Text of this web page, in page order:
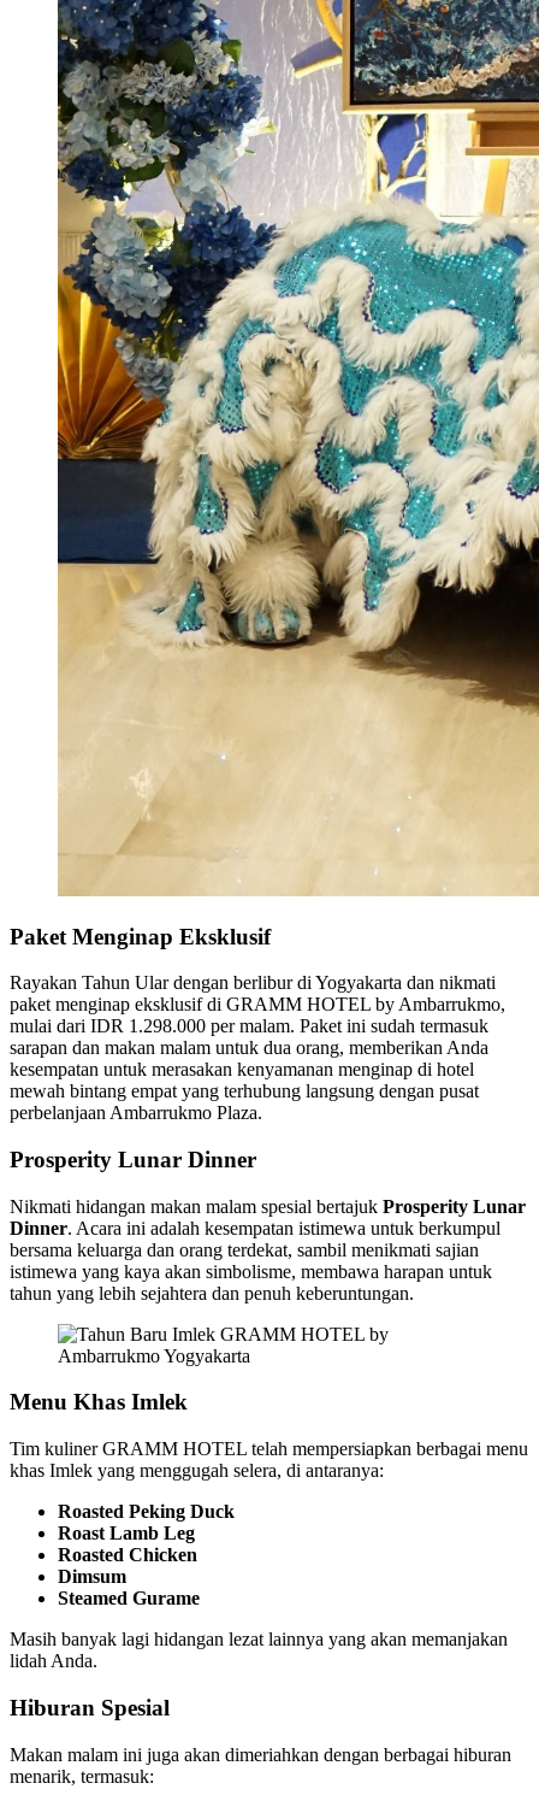
Paket Menginap Eksklusif
Rayakan Tahun Ular dengan berlibur di Yogyakarta dan nikmati
paket menginap eksklusif di GRAMM HOTEL by Ambarrukmo,
mulai dari IDR 1.298.000 per malam. Paket ini sudah termasuk
sarapan dan makan malam untuk dua orang, memberikan Anda
kesempatan untuk merasakan kenyamanan menginap di hotel
mewah bintang empat yang terhubung langsung dengan pusat
perbelanjaan Ambarrukmo Plaza.
Prosperity Lunar Dinner
Nikmati hidangan makan malam spesial bertajuk Prosperity Lunar
Dinner. Acara ini adalah kesempatan istimewa untuk berkumpul
bersama keluarga dan orang terdekat, sambil menikmati sajian
istimewa yang kaya akan simbolisme, membawa harapan untuk
tahun yang lebih sejahtera dan penuh keberuntungan.
Menu Khas Imlek
Tim kuliner GRAMM HOTEL telah mempersiapkan berbagai menu
khas Imlek yang menggugah selera, di antaranya:
Roasted Peking Duck
Roast Lamb Leg
Roasted Chicken
Dimsum
Steamed Gurame
Masih banyak lagi hidangan lezat lainnya yang akan memanjakan
lidah Anda.
Hiburan Spesial
Makan malam ini juga akan dimeriahkan dengan berbagai hiburan
menarik, termasuk: